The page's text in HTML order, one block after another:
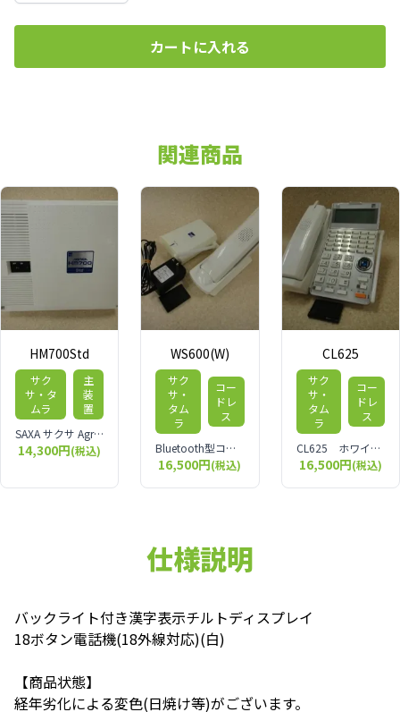
カートに入れる
関連商品
HM700Std
サク
サ・タ
ムラ
主
装
置
SAXA サクサ Agrea HM700シリーズ 主装置 10名規模のオフィスに適しているビジネスフォン用主装置です。
14,300円(税込)
WS600(W)
サク
サ・
タム
ラ
コー
ドレ
ス
Bluetooth型コードレス電話機
16,500円(税込)
CL625
サク
サ・
タム
ラ
コー
ドレ
ス
CL625 ホワイト 親機と子機が離れるコードレスタイプのビジネスフォンです。オフィス内を頻繁に移動しながら通話する方にお勧めです。
16,500円(税込)
仕様説明
バックライト付き漢字表示チルトディスプレイ
18ボタン電話機(18外線対応)(白)
【商品状態】
経年劣化による変色(日焼け等)がございます。